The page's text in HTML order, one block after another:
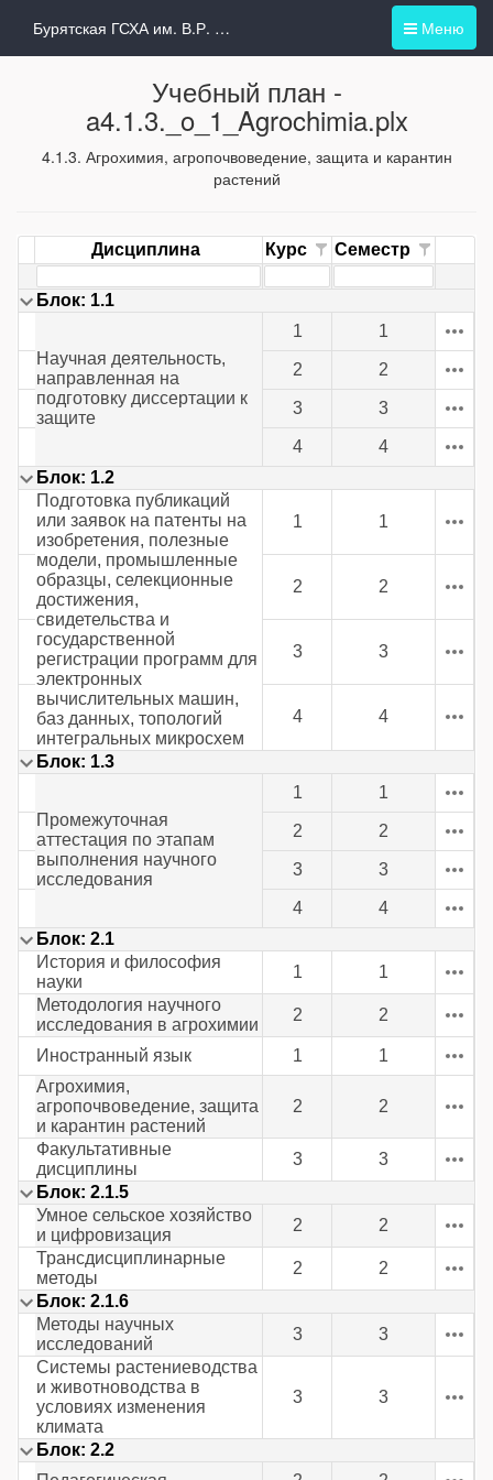
Меню
Бурятская ГСХА им. В.Р. Филиппова
Учебный план -
a4.1.3._o_1_Agrochimia.plx
4.1.3. Агрохимия, агропочвоведение, защита и карантин
растений
Дисциплина Курс Семестр
Блок: 1.1
Научная деятельность,
направленная на
подготовку диссертации к
защите
1 1
2 2
3 3
4
4
Блок: 1.2
Подготовка публикаций
или заявок на патенты на
изобретения, полезные
модели, промышленные
образцы, селекционные
достижения,
свидетельства и
государственной
регистрации программ для
электронных
вычислительных машин,
баз данных, топологий
интегральных микросхем
1 1
2 2
3 3
4 4
Блок: 1.3
Промежуточная
аттестация по этапам
выполнения научного
исследования
1 1
2 2
3 3
4
4
Блок: 2.1
История и философия
науки
1
1
Методология научного
исследования в агрохимии
2 2
Иностранный язык 1
1
Агрохимия,
агропочвоведение, защита
и карантин растений
2 2
Факультативные
дисциплины
3
3
Блок: 2.1.5
Умное сельское хозяйство
и цифровизация
2
2
Трансдисциплинарные
методы
2
2
Блок: 2.1.6
Методы научных
исследований
3
3
Системы растениеводства
и животноводства в
условиях изменения
климата
3 3
Блок: 2.2